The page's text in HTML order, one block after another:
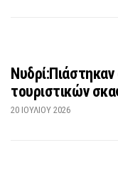
τουριστικών
20 ΙΟΥΛΊΟΥ 2026